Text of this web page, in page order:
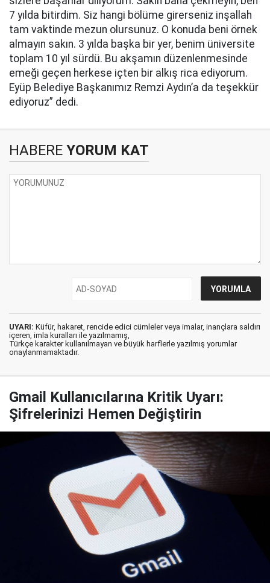
7 yılda bitirdim. Siz hangi bölüme girerseniz inşallah
tam vaktinde mezun olursunuz. O konuda beni örnek
almayın sakın. 3 yılda başka bir yer, benim üniversite
toplam 10 yıl sürdü. Bu akşamın düzenlenmesinde
emeği geçen herkese içten bir alkış rica ediyorum.
Eyüp Belediye Başkanımız Remzi Aydın’a da teşekkür
ediyoruz” dedi.
HABERE YORUM KAT
UYARI: Küfür, hakaret, rencide edici cümleler veya imalar, inançlara saldırı
içeren, imla kuralları ile yazılmamış,
Türkçe karakter kullanılmayan ve büyük harflerle yazılmış yorumlar
onaylanmamaktadır.
Gmail Kullanıcılarına Kritik Uyarı:
Şifrelerinizi Hemen Değiştirin